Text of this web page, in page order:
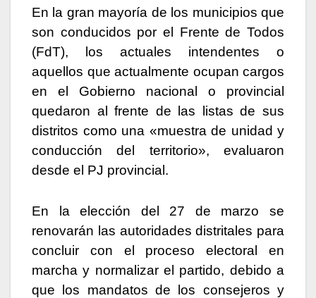
En la gran mayoría de los municipios que
son conducidos por el Frente de Todos
(FdT), los actuales intendentes o
aquellos que actualmente ocupan cargos
en el Gobierno nacional o provincial
quedaron al frente de las listas de sus
distritos como una «muestra de unidad y
conducción del territorio», evaluaron
desde el PJ provincial.
En la elección del 27 de marzo se
renovarán las autoridades distritales para
concluir con el proceso electoral en
marcha y normalizar el partido, debido a
que los mandatos de los consejeros y